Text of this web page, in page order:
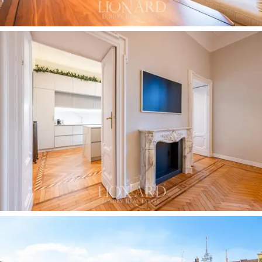
leiligheten for salg er det ideelle valget for de som
ønsker å bo midt i sjarmen til historiske Milano, uten å
gi avkall på moderne bekvemmeligheter og en
prestisjefylt beliggenhet.Bare noen få skritt fra Arco
della Pace og Sempione-parken, representerer det en
oase av eleganse og ro i hjertet av byen.